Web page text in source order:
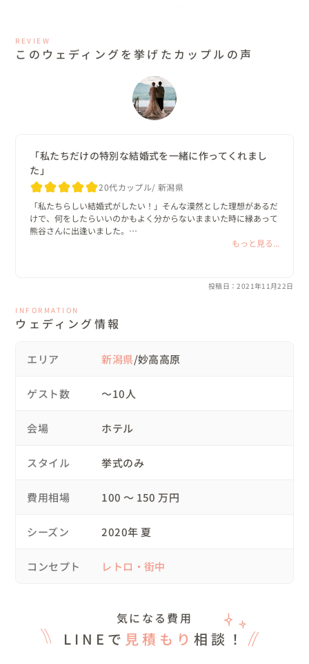
標高1000メートルの高さにあるリゾートホテル。
雲上の景色を眺めることのできるチャペルは、天空の水面
▽挙式前日_入籍日
新潟市の区役所で待ち合わせをし
入籍の瞬間も立ち合わせていただきました。
この日もとびきりの記念日となるように撮影もして。
お二人で記念日ディナーを召し上がっていただきました。
当日のヘアメイクさんは、新婦様がいつも行っている美容
おふたりだけの結婚式でも、心から楽しめるように、非日
挙式前後のロケーションフォトの時間もたっぷりとり楽し
おふたりはこの日も宿泊。昨日とは違った記念日ディナー
▽後の披露宴では
した時の様子も映像に収め、後に行なわれた披露宴で上映
今まで支えて下さった大切な方への感謝の気持ちを、そこ
にいる全員に伝えることができたと思います。
REVIEW
このウェディングを挙げたカップルの声
「私たちだけの特別な結婚式を一緒に作ってくれまし
た」
20代カップル 新潟県
「私たちらしい結婚式がしたい！」そんな漠然とした理想があるだ
けで、何をしたらいいのかもよく分からないままいた時に縁あって
熊谷さんに出逢いました。
とりあえず話を聞いてみようと軽い気持ちでお願いしてしまった最
とくに、両親のいない私にとって一般的な結婚式は寂しさの方が大
きく、どんなカタチの結婚式にしたら心から楽しめるんだろうか悩
んでしたのですが、その想いにもしっかり寄り添ってくださり、提
案をしてくれました。その安心感があまりにも大きくて、思わず涙
ロデュースをお願いすることに迷いはありませんでした。
その日から結婚式当日までは本当に熊谷さんにはお世話になりっぱ
れました。
前撮りのロケのために新潟市まで付いてきてくれました。緊張する
んでくださったので私たちと熊谷さんの間に温度差が全くなく、そ
おかげで本当にすてきな結婚式を行うことができました。熊谷さん
にお願いしたからこそ素晴らしい日を過ごすことができて、結婚式
くださったことに心から感謝しています。
もっと見る...
投稿日：2021年11月22日
INFORMATION
ウェディング情報
エリア 新潟県/妙高高原
ゲスト数 〜10人
会場 ホテル
スタイル 挙式のみ
費用相場 100 〜 150 万円
シーズン 2020年 夏
コンセプト レトロ・街中
気になる費用
LINEで 見積もり 相談！